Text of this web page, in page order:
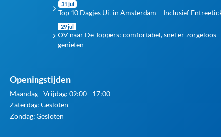
31 jul
Top 10 Dagjes Uit in Amsterdam – Inclusief
29 jul
OV naar De Toppers: comfortabel, snel en zorgeloos
genieten
Openingstijden
Maandag - Vrijdag: 09:00 - 17:00
Zaterdag: Gesloten
Zondag: Gesloten